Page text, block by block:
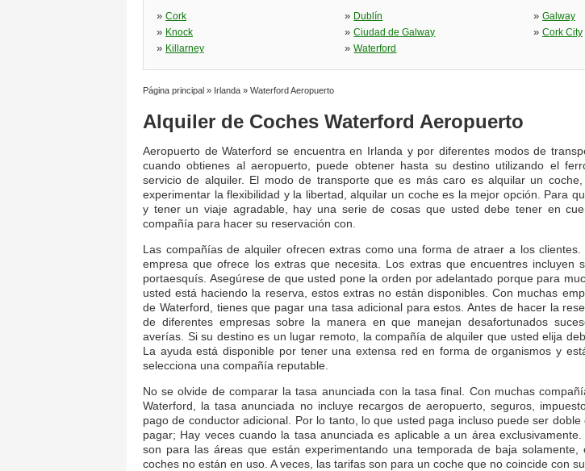
» Cork » Dublín » Galway
» Knock »Ciudad de Galway » Cork City
» Killarney »Waterford
Página principal » Irlanda » Waterford Aeropuerto
Alquiler de Coches Waterford Aeropuerto
Aeropuerto de Waterford se encuentra en Irlanda y por diferentes modos de
cuando obtienes al aeropuerto, puede obtener hasta su destino utilizando el
servicio de alquiler. El modo de transporte que es más caro es alquilar un
experimentar la flexibilidad y la libertad, alquilar un coche es la mejor opción. Para
y tener un viaje agradable, hay una serie de cosas que usted debe tener en
compañía para hacer su reservación con.
Las compañías de alquiler ofrecen extras como una forma de atraer a los
empresa que ofrece los extras que necesita. Los extras que encuentres incluyen
portaesquís. Asegúrese de que usted pone la orden por adelantado porque para
usted está haciendo la reserva, estos extras no están disponibles. Con muchas
de Waterford, tienes que pagar una tasa adicional para estos. Antes de hacer la
de diferentes empresas sobre la manera en que manejan desafortunados
averías. Si su destino es un lugar remoto, la compañía de alquiler que usted elija
La ayuda está disponible por tener una extensa red en forma de organismos y
selecciona una compañía reputable.
No se olvide de comparar la tasa anunciada con la tasa final. Con muchas
Waterford, la tasa anunciada no incluye recargos de aeropuerto, seguros,
pago de conductor adicional. Por lo tanto, lo que usted paga incluso puede ser
pagar; Hay veces cuando la tasa anunciada es aplicable a un área
son para las áreas que están experimentando una temporada de baja solamente,
coches no están en uso. A veces, las tarifas son para un coche que no coincide con